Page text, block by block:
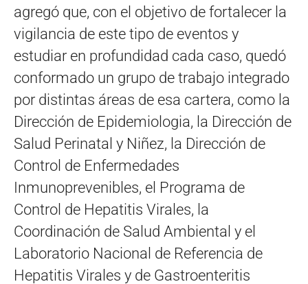
agregó que, con el objetivo de fortalecer la
vigilancia de este tipo de eventos y
estudiar en profundidad cada caso, quedó
conformado un grupo de trabajo integrado
por distintas áreas de esa cartera, como la
Dirección de Epidemiologia, la Dirección de
Salud Perinatal y Niñez, la Dirección de
Control de Enfermedades
Inmunoprevenibles, el Programa de
Control de Hepatitis Virales, la
Coordinación de Salud Ambiental y el
Laboratorio Nacional de Referencia de
Hepatitis Virales y de Gastroenteritis